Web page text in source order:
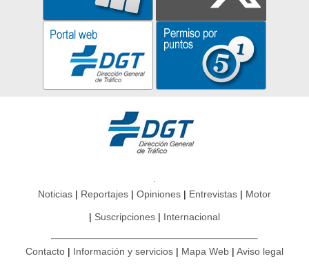
Noticias Reportajes Opiniones Entrevistas Motor
Suscripciones Internacional
Contacto Información y servicios Mapa Web Aviso legal